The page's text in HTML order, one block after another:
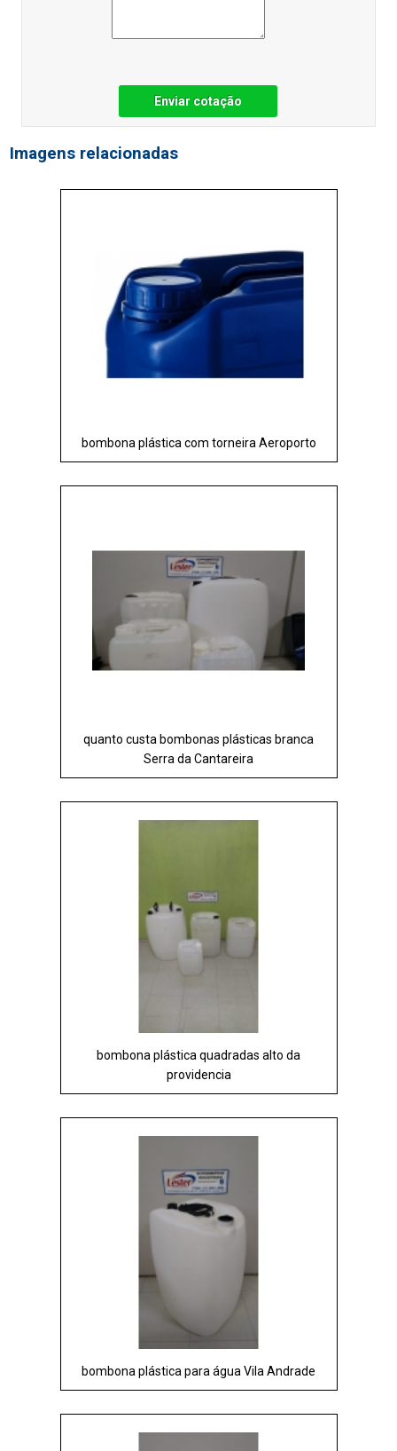
Enviar cotação
Imagens relacionadas
bombona plástica com torneira Aeroporto
quanto custa bombonas plásticas branca
Serra da Cantareira
bombona plástica quadradas alto da
providencia
bombona plástica para água Vila Andrade